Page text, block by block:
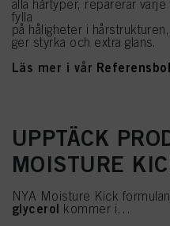
alla hårtyper, reparerar
fylla
på håligheter i
ger styrka och extra glans.
Läs mer i vår
UPPTÄCK
MOISTURE
NYA Moisture Kick
glycerol kommer i…